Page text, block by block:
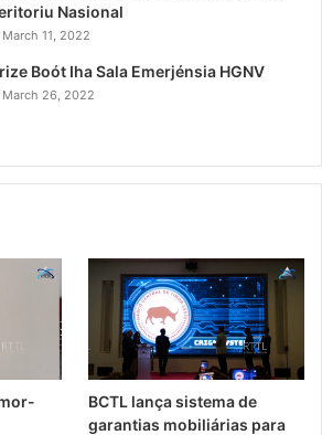
Nasional
March 11, 2022
Boót Iha Sala Emerjénsia HGNV
March 26, 2022
BCTL lança sistema de
garantias mobiliárias para